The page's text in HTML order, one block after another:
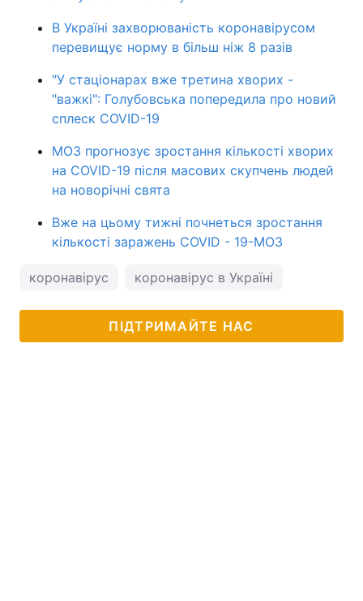
В Україні захворюваність коронавірусом
перевищує норму в більш ніж 8 разів
"У стаціонарах вже третина хворих -
"важкі": Голубовська попередила про новий
сплеск COVID-19
МОЗ прогнозує зростання кількості хворих
на COVID-19 після масових скупчень людей
на новорічні свята
Вже на цьому тижні почнеться зростання
кількості заражень COVID - 19-МОЗ
коронавірус коронавірус в Україні
ПІДТРИМАЙТЕ НАС